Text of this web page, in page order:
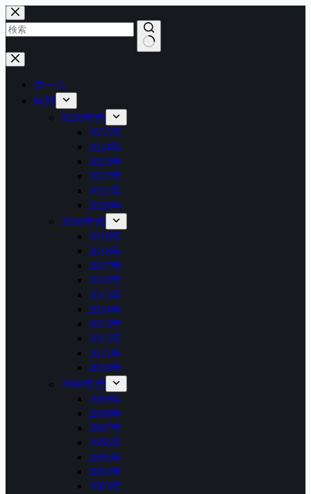
コ
ン
テ
ン
ツ
結
ホーム
年別
2020年代
2025年
2024年
2023年
2022年
2021年
2020年
2010年代
2019年
2018年
2017年
2016年
2015年
2014年
2013年
2012年
2011年
2010年
2000年代
2009年
2008年
2007年
2006年
2005年
2004年
2003年